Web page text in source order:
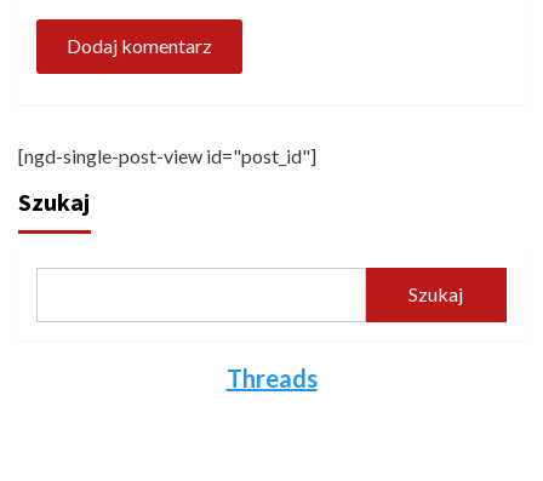
[ngd-single-post-view id="post_id"]
Szukaj
Szukaj
Threads